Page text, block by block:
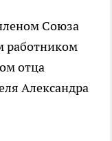
Союза
работником
отца
Александра